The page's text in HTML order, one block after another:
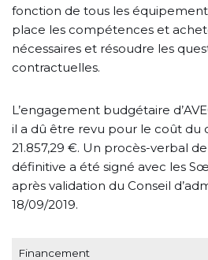
fonction de tous les
place les compétences et
nécessaires et résoudre les
contractuelles.
L’engagement budgétaire
il a dû être revu pour le coût du
21.857,29 €. Un procès-verbal
définitive a été signé avec les
après validation du Conseil
18/09/2019.
Financement